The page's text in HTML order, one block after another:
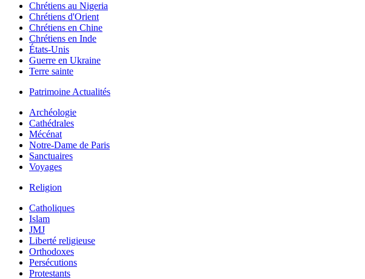
Chrétiens au Nigeria
Chrétiens d'Orient
Chrétiens en Chine
Chrétiens en Inde
États-Unis
Guerre en Ukraine
Terre sainte
Patrimoine Actualités
Archéologie
Cathédrales
Mécénat
Notre-Dame de Paris
Sanctuaires
Voyages
Religion
Catholiques
Islam
JMJ
Liberté religieuse
Orthodoxes
Persécutions
Protestants